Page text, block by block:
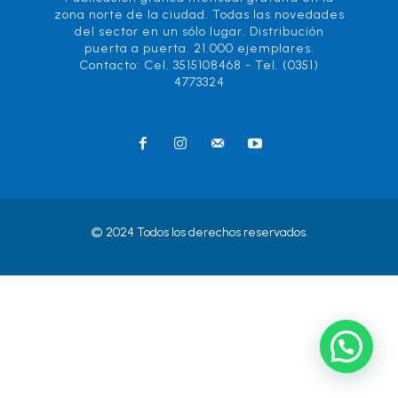
zona norte de la ciudad. Todas las novedades
del sector en un sólo lugar. Distribución
puerta a puerta. 21.000 ejemplares.
Contacto: Cel. 3515108468 - Tel. (0351)
4773324
© 2024 Todos los derechos reservados.